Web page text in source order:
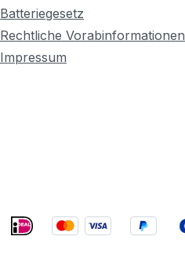
Batteriegesetz
Rechtliche Vorabinformationen
Impressum